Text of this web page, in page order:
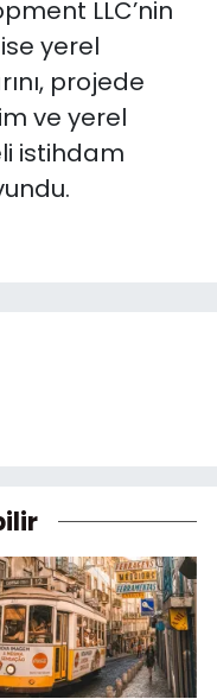
LLC’nin
yerel
projede
ve yerel
istihdam